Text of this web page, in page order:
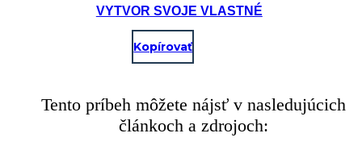
VYTVOR SVOJE VLASTNÉ
Kopírovať
Tento príbeh môžete nájsť v nasledujúcich
článkoch a zdrojoch: